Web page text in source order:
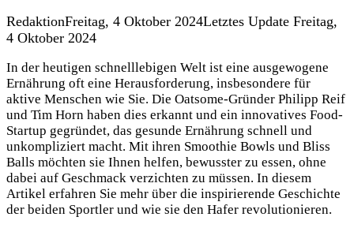
RedaktionFreitag, 4 Oktober 2024Letztes Update Freitag,
4 Oktober 2024
In der heutigen schnelllebigen Welt ist eine ausgewogene
Ernährung oft eine Herausforderung, insbesondere für
aktive Menschen wie Sie. Die Oatsome-Gründer Philipp Reif
und Tim Horn haben dies erkannt und ein innovatives Food-
Startup gegründet, das gesunde Ernährung schnell und
unkompliziert macht. Mit ihren Smoothie Bowls und Bliss
Balls möchten sie Ihnen helfen, bewusster zu essen, ohne
dabei auf Geschmack verzichten zu müssen. In diesem
Artikel erfahren Sie mehr über die inspirierende Geschichte
der beiden Sportler und wie sie den Hafer revolutionieren.